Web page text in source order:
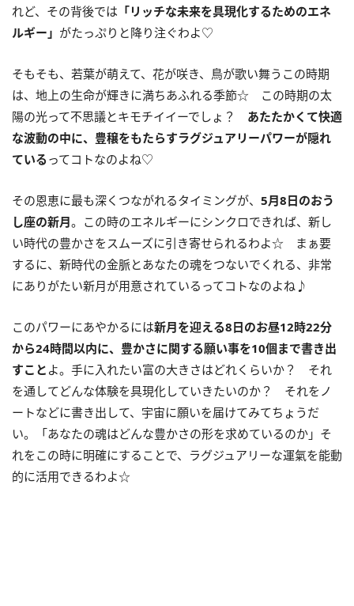
れど、その背後では 「リッチな未来を具現化するためのエネ
ルギー」 がたっぷりと降り注ぐわよ♡
そもそも、若葉が萌えて、花が咲き、鳥が歌い舞うこの時期
は、地上の生命が輝きに満ちあふれる季節☆ この時期の太
陽の光って不思議とキモチイイーでしょ？ あたたかくて快適
な波動の中に、豊穣をもたらすラグジュアリーパワーが隠れ
ている ってコトなのよね♡
その恩恵に最も深くつながれるタイミングが、 5月8日のおう
し座の新月。この時のエネルギーにシンクロできれば、新し
い時代の豊かさをスムーズに引き寄せられるわよ☆ まぁ要
するに、新時代の金脈とあなたの魂をつないでくれる、非常
にありがたい新月が用意されているってコトなのよね♪
このパワーにあやかるには新月を迎える8日のお昼12時22分
から24時間以内に、豊かさに関する願い事を10個まで書き出
すこと よ。手に入れたい富の大きさはどれくらいか？ それ
を通してどんな体験を具現化していきたいのか？ それをノ
ートなどに書き出して、宇宙に願いを届けてみてちょうだ
い。「あなたの魂はどんな豊かさの形を求めているのか」そ
れをこの時に明確にすることで、ラグジュアリーな運氣を能動
的に活用できるわよ☆